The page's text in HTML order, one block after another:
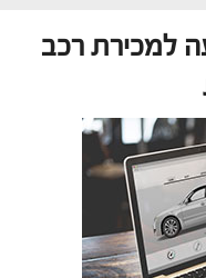
למכירת רכב